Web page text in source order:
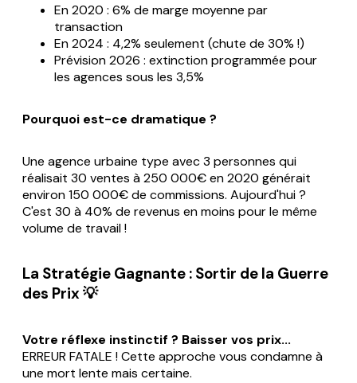
En 2020 : 6% de marge moyenne par
transaction
En 2024 : 4,2% seulement (chute de 30% !)
Prévision 2026 : extinction programmée pour
les agences sous les 3,5%
Pourquoi est-ce dramatique ?
Une agence urbaine type avec 3 personnes qui
réalisait 30 ventes à 250 000€ en 2020 générait
environ 150 000€ de commissions. Aujourd'hui ?
C'est 30 à 40% de revenus en moins pour le même
volume de travail !
La Stratégie Gagnante : Sortir de la Guerre
des Prix 💡
Votre réflexe instinctif ? Baisser vos prix...
ERREUR FATALE ! Cette approche vous condamne à
une mort lente mais certaine.